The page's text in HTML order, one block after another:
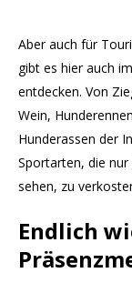
Aber auch für
gibt es hier auch
entdecken. Von
Wein,
Hunderassen der
Sportarten, die nur
sehen, zu
Endlich